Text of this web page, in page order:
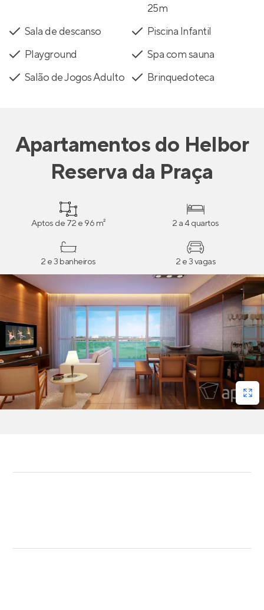
25m
Sala de descanso
Piscina Infantil
Playground
Spa com sauna
Salão de Jogos Adulto
Brinquedoteca
Apartamentosdo Helbor
Reserva da Praça
Aptos de 72 e 96 m² 2 a 4 quartos
2 e 3 banheiros 2 e 3 vagas